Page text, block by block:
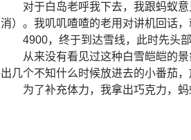
对于白岛老呼我下去，我跟蚂蚁
消）。我叽叽喳喳的老用对讲机回话
4900，终于到达雪线，此时先头
从来没有看见过这种白雪皑皑的
出几个不知什么时候放进去的小番茄
为了补充体力，我拿出巧克力，